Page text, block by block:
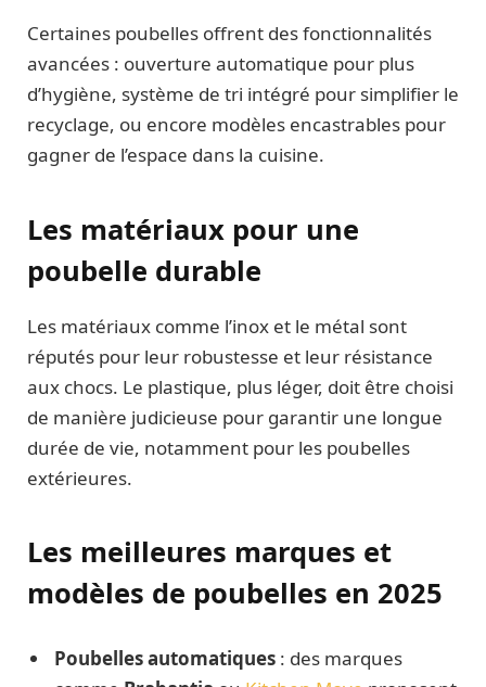
Certaines poubelles offrent des fonctionnalités
avancées : ouverture automatique pour plus
d’hygiène, système de tri intégré pour simplifier le
recyclage, ou encore modèles encastrables pour
gagner de l’espace dans la cuisine.
Les matériaux pour une
poubelle durable
Les matériaux comme l’inox et le métal sont
réputés pour leur robustesse et leur résistance
aux chocs. Le plastique, plus léger, doit être choisi
de manière judicieuse pour garantir une longue
durée de vie, notamment pour les poubelles
extérieures.
Les meilleures marques et
modèles de poubelles en 2025
Poubelles automatiques : des marques